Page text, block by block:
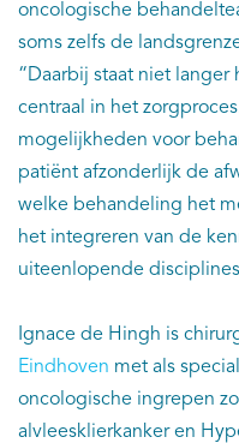
oncologische
soms zelfs de
“Daarbij staat niet langer
centraal in het
mogelijkheden voor
patiënt afzonderlijk de
welke behandeling het
het integreren van de
uiteenlopende
Ignace de Hingh is
Eindhoven met als
oncologische ingrepen
alvleesklierkanker en